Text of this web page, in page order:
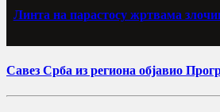
Линта на парастосу жртвама
Савез Срба из региона објавио